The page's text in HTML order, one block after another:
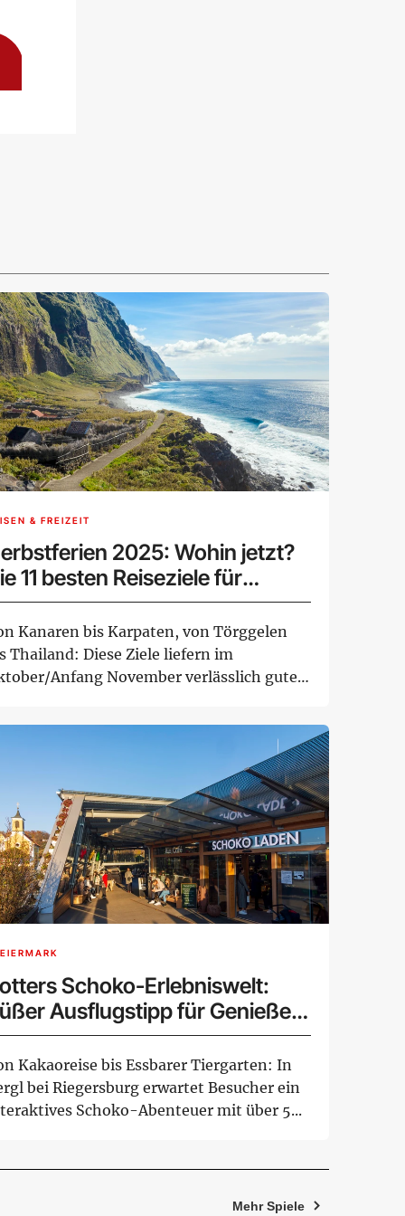
& FREIZEIT
2025: Wohin jetzt?
11 besten Reiseziele für
Städte & Natur
Kanaren bis Karpaten, von Törggelen
Thailand: Diese Ziele liefern im
Anfang November verlässlich gutes
Schoko-Erlebniswelt:
Ausflugstipp für Genießer
Familien in der Steiermark
Kakaoreise bis Essbarer Tiergarten: In
bei Riegersburg erwartet Besucher ein
Schoko-Abenteuer mit über 5...
Mehr Spiele